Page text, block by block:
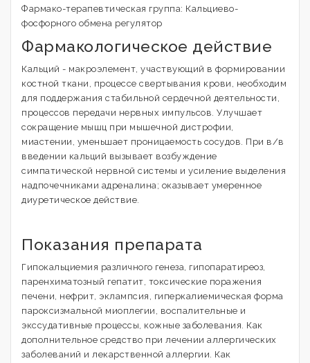
Фармако-терапевтическая группа: Кальциево-
фосфорного обмена регулятор
Фармакологическое действие
Кальций - макроэлемент, участвующий в формировании
костной ткани, процессе свертывания крови, необходим
для поддержания стабильной сердечной деятельности,
процессов передачи нервных импульсов. Улучшает
сокращение мышц при мышечной дистрофии,
миастении, уменьшает проницаемость сосудов. При в/в
введении кальций вызывает возбуждение
симпатической нервной системы и усиление выделения
надпочечниками адреналина; оказывает умеренное
диуретическое действие.
Показания препарата
Гипокальциемия различного генеза, гипопаратиреоз,
паренхиматозный гепатит, токсические поражения
печени, нефрит, эклампсия, гиперкалиемическая форма
пароксизмальной миоплегии, воспалительные и
экссудативные процессы, кожные заболевания. Как
дополнительное средство при лечении аллергических
заболеваний и лекарственной аллергии. Как